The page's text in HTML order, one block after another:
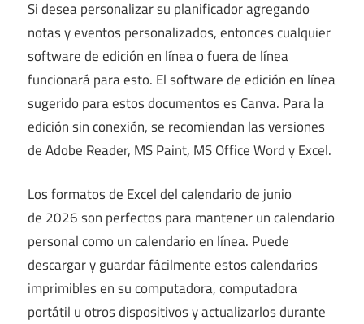
Si desea personalizar su planificador agregando
notas y eventos personalizados, entonces cualquier
software de edición en línea o fuera de línea
funcionará para esto. El software de edición en línea
sugerido para estos documentos es Canva. Para la
edición sin conexión, se recomiendan las versiones
de Adobe Reader, MS Paint, MS Office Word y Excel.
Los formatos de Excel del calendario de junio
de 2026 son perfectos para mantener un calendario
personal como un calendario en línea. Puede
descargar y guardar fácilmente estos calendarios
imprimibles en su computadora, computadora
portátil u otros dispositivos y actualizarlos durante